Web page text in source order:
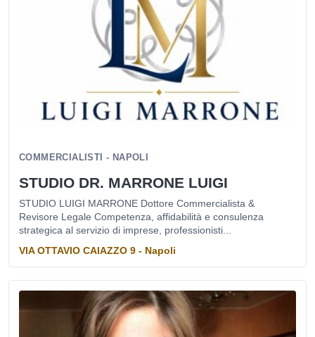
COMMERCIALISTI - NAPOLI
STUDIO DR. MARRONE LUIGI
STUDIO LUIGI MARRONE Dottore Commercialista &
Revisore Legale Competenza, affidabilità e consulenza
strategica al servizio di imprese, professionisti...
VIA OTTAVIO CAIAZZO 9 - Napoli